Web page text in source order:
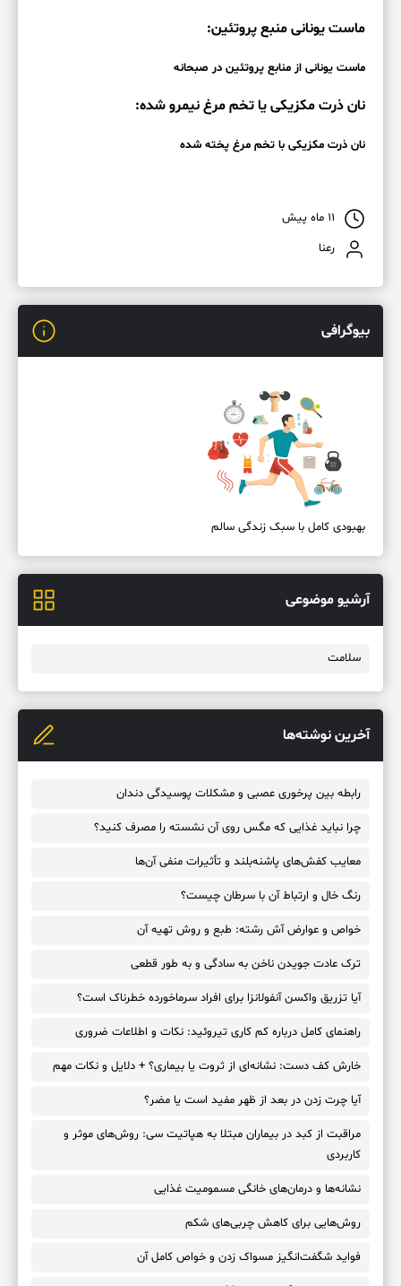
ماست یونانی منبع پروتئین:
ماست یونانی از منابع پروتئین در صبحانه
نان ذرت مکزیکی یا تخم مرغ نیمرو شده:
نان ذرت مکزیکی با تخم مرغ پخته شده
۱۱ ماه پیش
رعنا
بیوگرافی
بهبودی کامل با سبک زندگی سالم
آرشیو موضوعی
سلامت
آخرین نوشته‌ها
رابطه بین پرخوری عصبی و مشکلات پوسیدگی دندان
چرا نباید غذایی که مگس روی آن نشسته را مصرف کنید؟
معایب کفش‌های پاشنه‌بلند و تأثیرات منفی آن‌ها
رنگ خال و ارتباط آن با سرطان چیست؟
خواص و عوارض آش رشته: طبع و روش تهیه آن
ترک عادت جویدن ناخن به سادگی و به طور قطعی
آیا تزریق واکسن آنفولانزا برای افراد سرماخورده خطرناک است؟
راهنمای کامل درباره کم کاری تیروئید: نکات و اطلاعات ضروری
خارش کف دست: نشانه‌ای از ثروت یا بیماری؟ + دلایل و نکات مهم
آیا چرت زدن در بعد از ظهر مفید است یا مضر؟
مراقبت از کبد در بیماران مبتلا به هپاتیت سی: روش‌های موثر و
کاربردی
نشانه‌ها و درمان‌های خانگی مسمومیت غذایی
روش‌هایی برای کاهش چربی‌های شکم
فواید شگفت‌انگیز مسواک زدن و خواص کامل آن